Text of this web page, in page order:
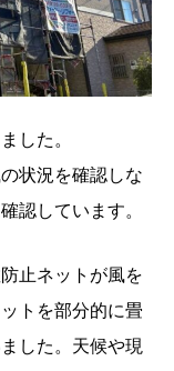
した。
状況を確認しな
認しています。
止ネットが風を
トを部分的に畳
した。天候や現